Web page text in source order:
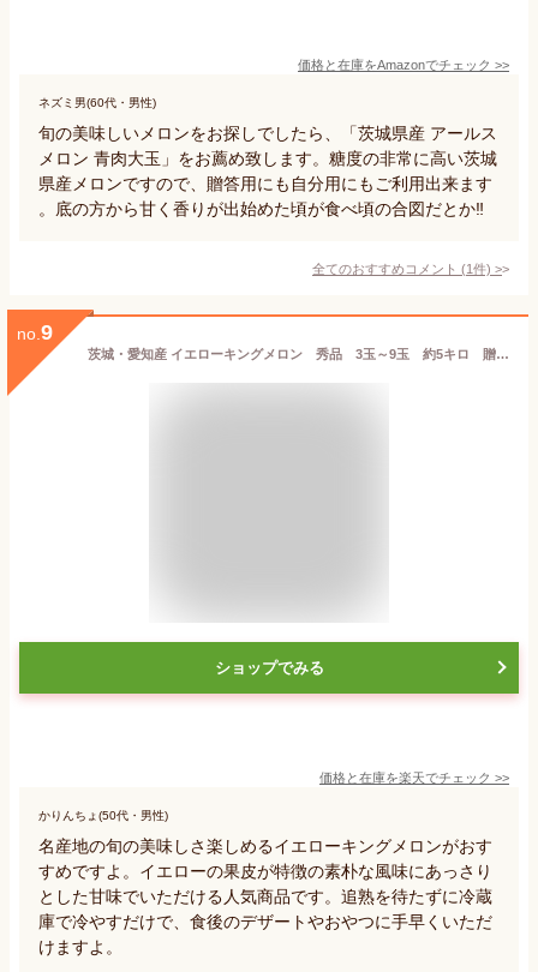
価格と在庫をAmazonでチェック >>
ネズミ男(60代・男性)
旬の美味しいメロンをお探しでしたら、「茨城県産 アールス
メロン 青肉大玉」をお薦め致します。糖度の非常に高い茨城
県産メロンですので、贈答用にも自分用にもご利用出来ます
。底の方から甘く香りが出始めた頃が食べ頃の合図だとか‼️
全てのおすすめコメント (1件) >
no. 9
茨城・愛知産 イエローキングメロン 秀品 3玉～9玉 約5キロ 贈答用メロン/北海道・離島地区別途送料500円5月下旬～6月中旬頃発送日付指定不可
ショップでみる
価格と在庫を楽天でチェック >>
かりんちょ(50代・男性)
名産地の旬の美味しさ楽しめるイエローキングメロンがおす
すめですよ。イエローの果皮が特徴の素朴な風味にあっさり
とした甘味でいただける人気商品です。追熟を待たずに冷蔵
庫で冷やすだけで、食後のデザートやおやつに手早くいただ
けますよ。